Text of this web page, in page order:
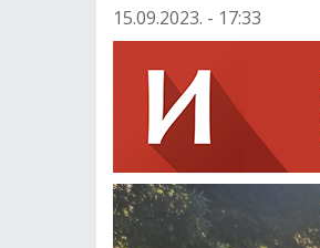
15.09.2023. - 17:33